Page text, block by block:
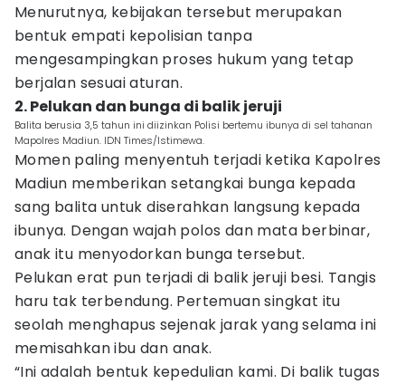
Menurutnya, kebijakan tersebut merupakan
bentuk empati kepolisian tanpa
mengesampingkan proses hukum yang tetap
berjalan sesuai aturan.
2. Pelukan dan bunga di balik jeruji
Balita berusia 3,5 tahun ini diizinkan Polisi bertemu ibunya di sel tahanan
Mapolres Madiun. IDN Times/Istimewa.
Momen paling menyentuh terjadi ketika Kapolres
Madiun memberikan setangkai bunga kepada
sang balita untuk diserahkan langsung kepada
ibunya. Dengan wajah polos dan mata berbinar,
anak itu menyodorkan bunga tersebut.
Pelukan erat pun terjadi di balik jeruji besi. Tangis
haru tak terbendung. Pertemuan singkat itu
seolah menghapus sejenak jarak yang selama ini
memisahkan ibu dan anak.
“Ini adalah bentuk kepedulian kami. Di balik tugas